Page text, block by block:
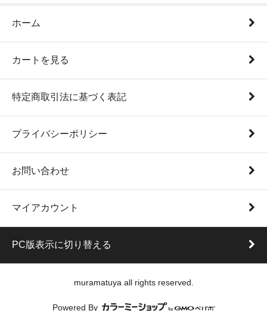
ホーム
カートを見る
特定商取引法に基づく表記
プライバシーポリシー
お問い合わせ
マイアカウント
PC版表示に切り替える
muramatuya all rights reserved.
Powered By